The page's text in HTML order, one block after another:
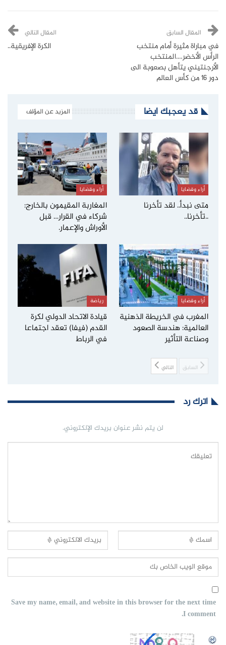
المقال السابق
في مباراة مثيرة أمام منتخب
الرأس الأخضر….المنتخب
الأرجنتيني يتأهل بصعوبة الى
دور 16 من كأس العالم
المقال التالي
الكرة الإفريقية..
قد يعجبك ايضا المزيد عن المؤلف
أراء وقضايا
متى نبدأ.. لقد تأخرنا
..تأخرنا..
أراء وقضايا
المغاربة المقيمون بالخارج:
شركاء في القرار… قبل
الأوراش والإعمار.
أراء وقضايا
المغرب في الخريطة الذهنية
العالمية: هندسة الصعود
وصناعة التأثير
رياضة
قيادة الاتحاد الدولي لكرة
القدم (فيفا) تعقد اجتماعا
في الرباط
السابق التالي
اترك رد
لن يتم نشر عنوان بريدك الإلكتروني.
Save my name, email, and website in this browser for the next time
I comment.